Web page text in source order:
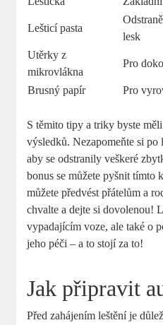
Lešticí pasta
lesk
Utěrky z
mikrovlákna
Pro
Brusný papír Pro
S těmito tipy a triky byste
výsledků. Nezapomeňte si po
aby se odstranily veškeré
bonus se můžete pyšnit tímto
můžete předvést přátelům a
chvalte a dejte si dovolenou!
vypadajícím voze, ale také o
jeho péči – a to stojí za to!
Jak připravit
Před zahájením leštění je